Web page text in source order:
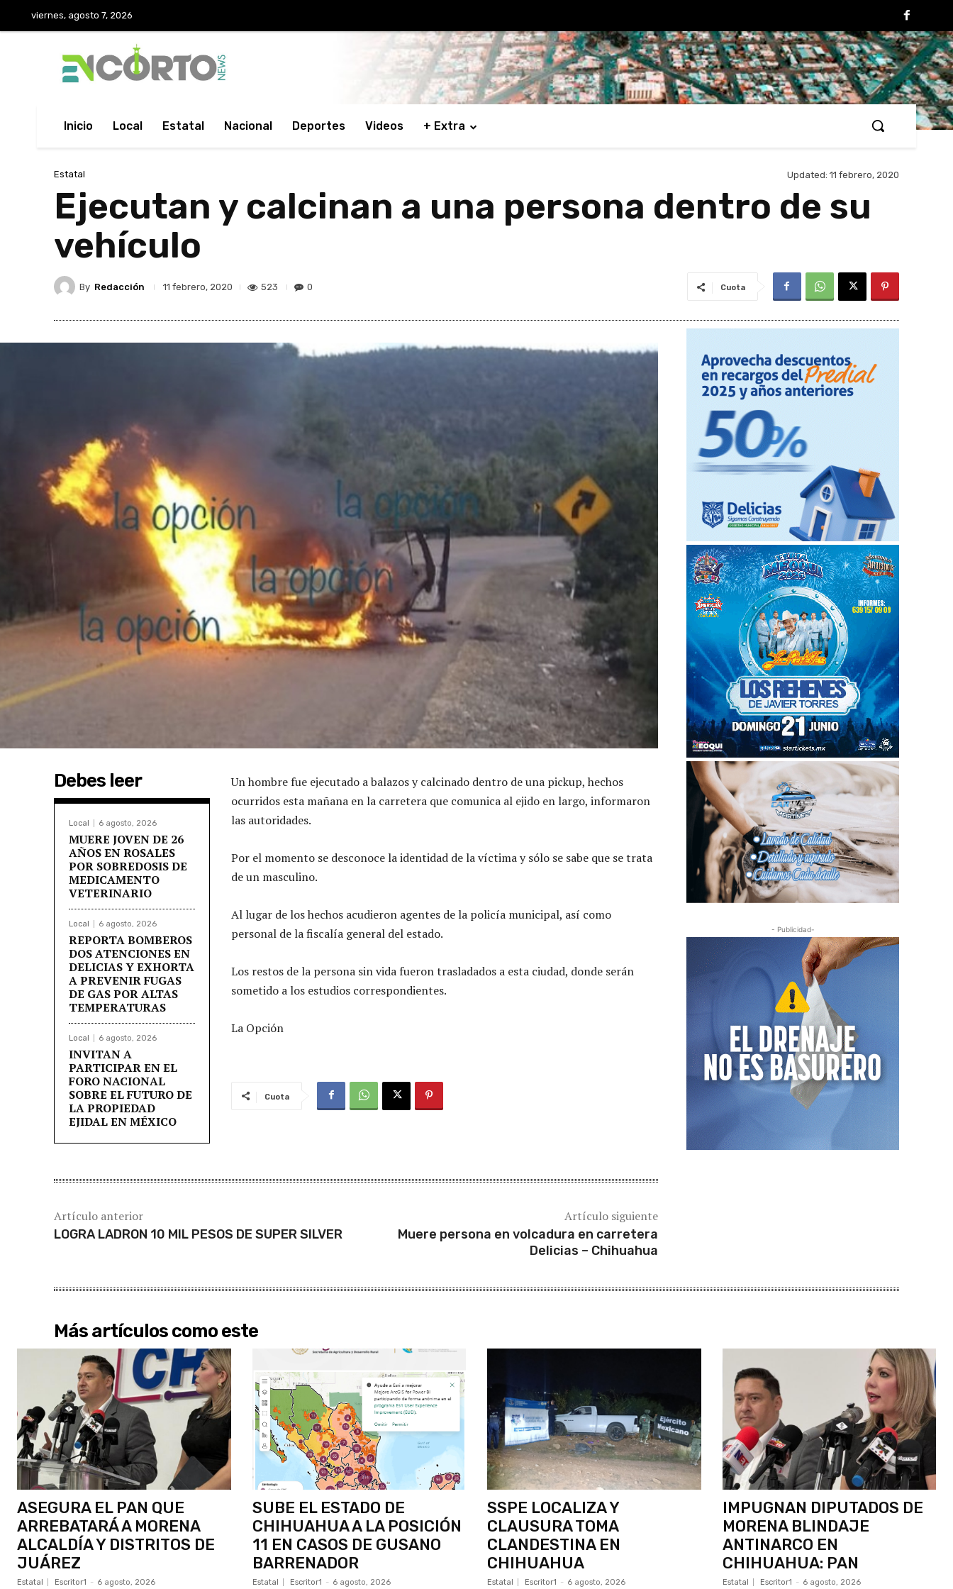
viernes, agosto 7, 2026
Inicio Local Estatal Nacional Deportes Videos + Extra
Estatal Updated: 11 febrero, 2020
Ejecutan y calcinan a una persona dentro de su
vehículo
By Redacción 11 febrero, 2020 523 0 Cuota
Debes leer
Local 6 agosto, 2026
MUERE JOVEN DE 26
AÑOS EN ROSALES
POR SOBREDOSIS DE
MEDICAMENTO
VETERINARIO
Local 6 agosto, 2026
REPORTA BOMBEROS
DOS ATENCIONES EN
DELICIAS Y EXHORTA
A PREVENIR FUGAS
DE GAS POR ALTAS
TEMPERATURAS
Local 6 agosto, 2026
INVITAN A
PARTICIPAR EN EL
FORO NACIONAL
SOBRE EL FUTURO DE
LA PROPIEDAD
EJIDAL EN MÉXICO
Un hombre fue ejecutado a balazos y calcinado dentro de una pickup, hechos
ocurridos esta mañana en la carretera que comunica al ejido en largo, informaron
las autoridades.
Por el momento se desconoce la identidad de la víctima y sólo se sabe que se trata
de un masculino.
Al lugar de los hechos acudieron agentes de la policía municipal, así como
personal de la fiscalía general del estado.
Los restos de la persona sin vida fueron trasladados a esta ciudad, donde serán
sometido a los estudios correspondientes.
La Opción
Cuota
Artículo anterior
LOGRA LADRON 10 MIL PESOS DE SUPER SILVER
Artículo siguiente
Muere persona en volcadura en carretera
Delicias – Chihuahua
- Publicidad-
Más artículos como este
ASEGURA EL PAN QUE
ARREBATARÁ A MORENA
ALCALDÍA Y DISTRITOS DE
JUÁREZ
Estatal Escritor1 - 6 agosto, 2026
SUBE EL ESTADO DE
CHIHUAHUA A LA POSICIÓN
11 EN CASOS DE GUSANO
BARRENADOR
Estatal Escritor1 - 6 agosto, 2026
SSPE LOCALIZA Y
CLAUSURA TOMA
CLANDESTINA EN
CHIHUAHUA
Estatal Escritor1 - 6 agosto, 2026
IMPUGNAN DIPUTADOS DE
MORENA BLINDAJE
ANTINARCO EN
CHIHUAHUA: PAN
Estatal Escritor1 - 6 agosto, 2026